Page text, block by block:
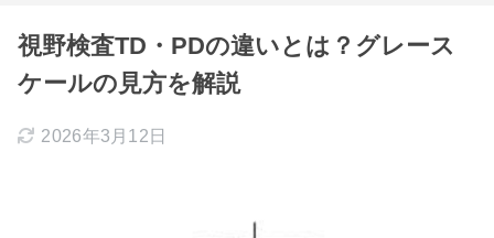
視野検査TD・PDの違いとは？グレース
ケールの見方を解説
2026年3月12日